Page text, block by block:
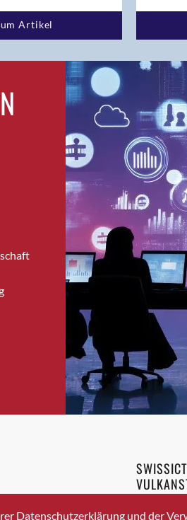
Birsfelden
Bolligen
Bonaduz
Bonstetten
Bottighofen
Bremgarten bei
Brig-Glis
Bronschhofen
Brugg
Brugg AG
Burgdorf
Bäretswil
Bülach
Cazis
Crissier
Davos Platz
Artikel
20
SWISSICT
8048
Datenschutzerklärung und der